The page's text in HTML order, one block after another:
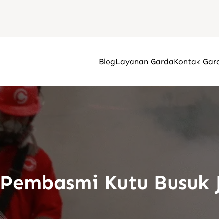
BlogLayanan GardaKontak
Kutu Busuk